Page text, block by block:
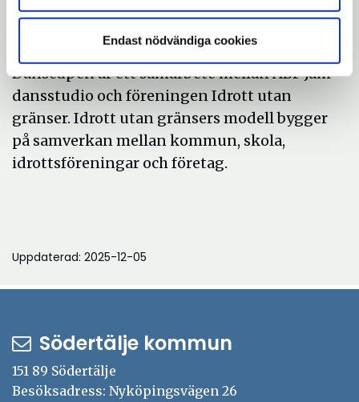
Endast nödvändiga cookies
Bakgrund
Danscupen är ett samarbete mellan ABF Jam
dansstudio och föreningen Idrott utan
gränser. Idrott utan gränsers modell bygger
på samverkan mellan kommun, skola,
idrottsföreningar och företag.
Uppdaterad: 2025-12-05
Södertälje kommun
151 89 Södertälje
Besöksadress: Nyköpingsvägen 26